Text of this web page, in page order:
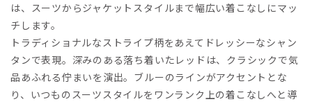
は、スーツからジャケットスタイルまで幅広い着こなしにマッ
チします。
トラディショナルなストライプ柄をあえてドレッシーなシャン
タンで表現。深みのある落ち着いたレッドは、クラシックで気
品あふれる佇まいを演出。ブルーのラインがアクセントとな
り、いつものスーツスタイルをワンランク上の着こなしへと導